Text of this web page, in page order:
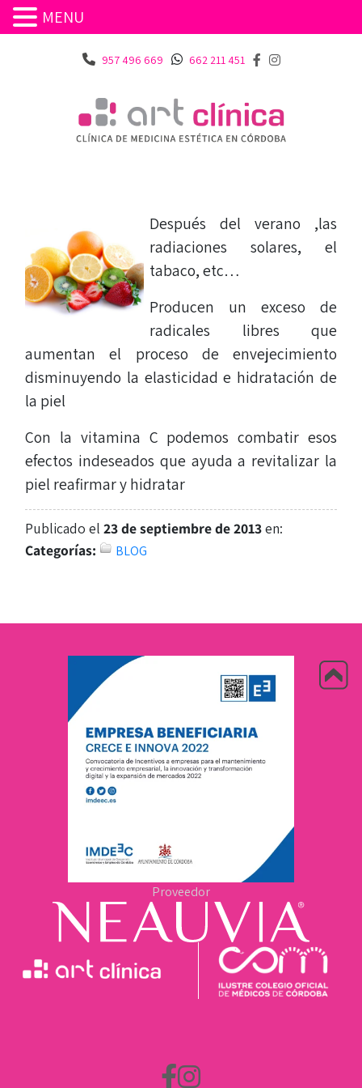
957 496 669 662 211 451
Después del verano ,las
radiaciones solares, el
tabaco, etc…
Producen un exceso de
radicales libres que
aumentan el proceso de envejecimiento
disminuyendo la elasticidad e hidratación de
la piel
Con la vitamina C podemos combatir esos
efectos indeseados que ayuda a revitalizar la
piel reafirmar y hidratar
Publicado el23 de septiembre de 2013en:
Categorías:
BLOG
Proveedor
MENU